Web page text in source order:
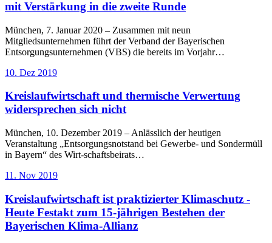
mit Verstärkung in die zweite Runde
München, 7. Januar 2020 – Zusammen mit neun
Mitgliedsunternehmen führt der Verband der Bayerischen
Entsorgungsunternehmen (VBS) die bereits im Vorjahr…
10. Dez 2019
Kreislaufwirtschaft und thermische Verwertung
widersprechen sich nicht
München, 10. Dezember 2019 – Anlässlich der heutigen
Veranstaltung „Entsorgungsnotstand bei Gewerbe- und Sondermüll
in Bayern“ des Wirt-schaftsbeirats…
11. Nov 2019
Kreislaufwirtschaft ist praktizierter Klimaschutz -
Heute Festakt zum 15-jährigen Bestehen der
Bayerischen Klima-Allianz